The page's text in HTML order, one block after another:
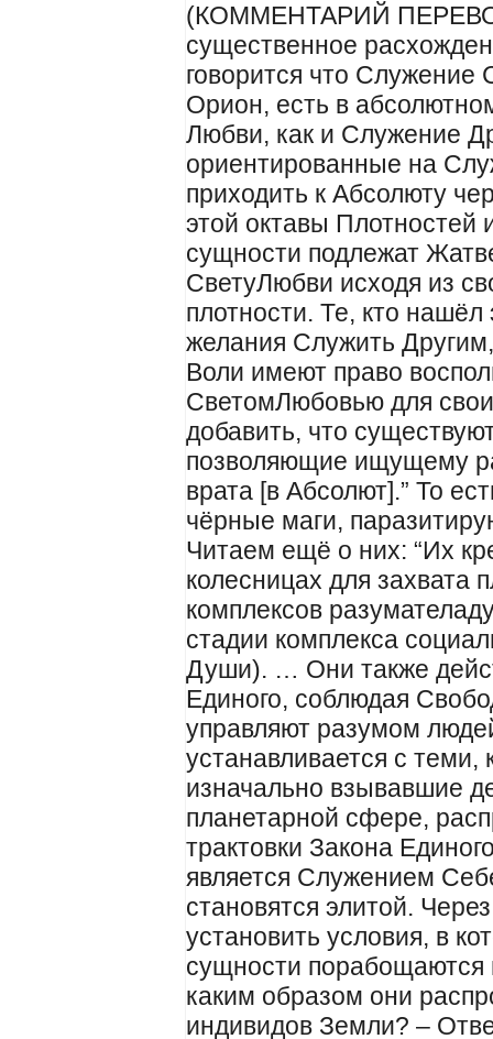
(КОММЕНТАРИЙ
существенное
говорится что Служение
Орион, есть в
Любви, как и Служение
ориентированные на
приходить к Абсолюту
этой октавы Плотностей
сущности подлежат
СветуЛюбви исходя из
плотности. Те, кто
желания Служить
Воли имеют право
СветомЛюбовью для
добавить, что
позволяющие ищущему
врата [в Абсолют].” То
чёрные маги,
Читаем ещё о них: “Их
колесницах для захвата
комплексов
стадии комплекса
Души). … Они также
Единого, соблюдая
управляют разумом
устанавливается с теми,
изначально взывавшие
планетарной сфере,
трактовки Закона
является Служением
становятся элитой.
установить условия, в
сущности порабощаются
каким образом они
индивидов Земли? –